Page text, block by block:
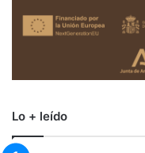
Lo + leído